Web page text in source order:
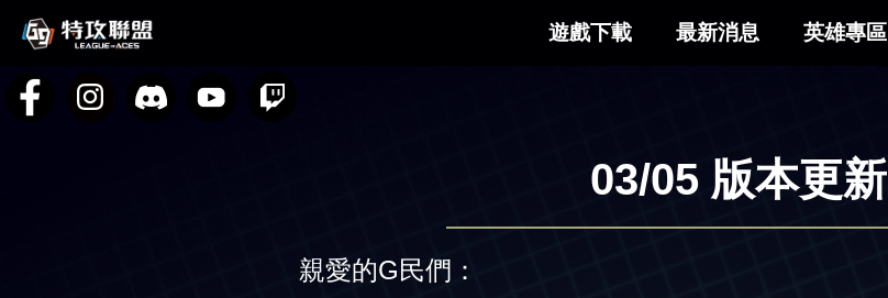
遊戲下載 最新消息 英雄專區
03/05 版本更新
親愛的G民們：